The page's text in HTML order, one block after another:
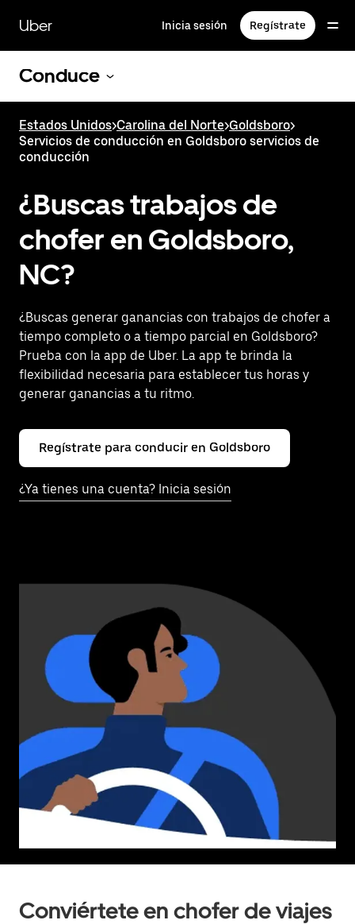
contenido
principal
Uber Inicia sesión Regístrate
Conduce
Estados Unidos>Carolina del Norte>Goldsboro>
Servicios de conducción en Goldsboro servicios de
conducción
¿Buscas trabajos de
chofer en Goldsboro,
NC?
¿Buscas generar ganancias con trabajos de chofer a
tiempo completo o a tiempo parcial en Goldsboro?
Prueba con la app de Uber. La app te brinda la
flexibilidad necesaria para establecer tus horas y
generar ganancias a tu ritmo.
Regístrate para conducir en Goldsboro
¿Ya tienes una cuenta? Inicia sesión
Conviértete en chofer de viajes